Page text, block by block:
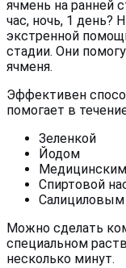
ячмень на ранней
час, ночь, 1 день?
экстренной
стадии. Они
ячменя.
Эффективен
помогает в
Зеленкой
Йодом
Спиртовой
Можно сделать
специальном
несколько минут.